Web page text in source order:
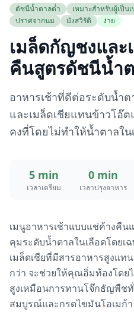
ดัชนีน้ำตาลต่ำ เหมาะสำหรับผู้เป็น
ปราศจากนม
มังสวิรัติ ง่าย
เมล็ดกัญชงและ
คืนสูตรดัชนีน้ำ
อาหารเช้าที่ดีต่อระดับน้ำ
และเมล็ดเชียแทนข้าวโอ๊
คงที่โดยไม่ทำให้น้ำตาลใน
5 min
เวลาเตรียม
0 min
เวลาปรุงอาหาร
เมนูอาหารเช้าแบบแช่ค้างคื
คุมระดับน้ำตาลในเลือดโดยเ
เมล็ดเชียที่มีสารอาหารสูงแ
กว่า จะช่วยให้คุณอิ่มท้องโดย
สูงเหมือนการทานโจ๊กธัญพืช
สมบูรณ์และกรดไขมันโอเมก้